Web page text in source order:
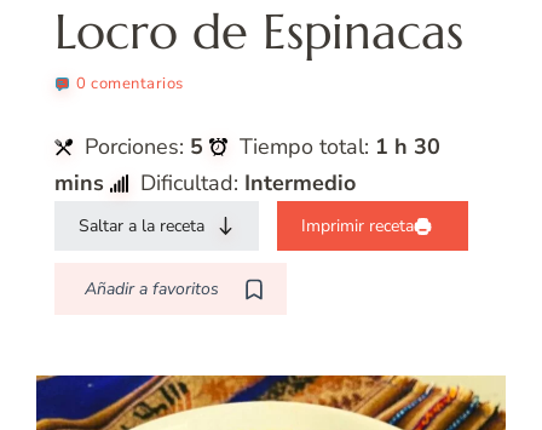
Locro de Espinacas
0 comentarios
Porciones: 5 Tiempo total: 1 h 30
mins
Dificultad: Intermedio
Saltar a la receta Imprimir receta
Añadir a favoritos